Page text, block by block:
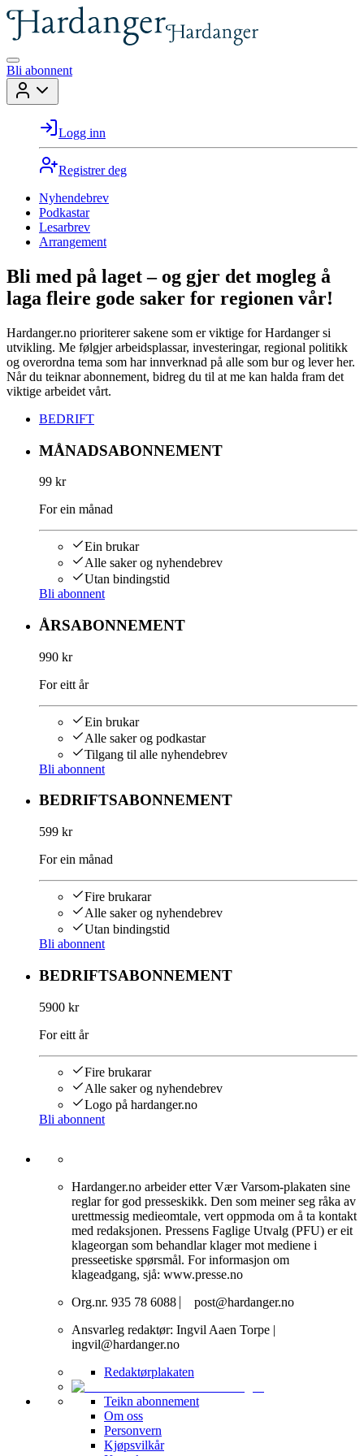
Bli abonnent
Logg inn
Registrer deg
Nyhendebrev
Podkastar
Lesarbrev
Arrangement
Bli med på laget – og gjer det mogleg å
laga fleire gode saker for regionen vår!
Hardanger.no prioriterer sakene som er viktige for Hardanger si
utvikling. Me følgjer arbeidsplassar, investeringar, regional politikk
og overordna tema som har innverknad på alle som bur og lever her.
Når du teiknar abonnement, bidreg du til at me kan halda fram det
viktige arbeidet vårt.
BEDRIFT
MÅNADSABONNEMENT
99 kr
For ein månad
Ein brukar
Alle saker og nyhendebrev
Utan bindingstid
Bli abonnent
ÅRSABONNEMENT
990 kr
For eitt år
Ein brukar
Alle saker og podkastar
Tilgang til alle nyhendebrev
Bli abonnent
BEDRIFTSABONNEMENT
599 kr
For ein månad
Fire brukarar
Alle saker og nyhendebrev
Utan bindingstid
Bli abonnent
BEDRIFTSABONNEMENT
5900 kr
For eitt år
Fire brukarar
Alle saker og nyhendebrev
Logo på hardanger.no
Bli abonnent
Hardanger.no arbeider etter Vær Varsom-plakaten sine
reglar for god presseskikk. Den som meiner seg råka av
urettmessig medieomtale, vert oppmoda om å ta kontakt
med redaksjonen. Pressens Faglige Utvalg (PFU) er eit
klageorgan som behandlar klager mot mediene i
presseetiske spørsmål. For informasjon om
klageadgang, sjå: www.presse.no
Org.nr. 935 78 6088 ⎸ post@hardanger.no
Ansvarleg redaktør: Ingvil Aaen Torpe |
ingvil@hardanger.no
Redaktørplakaten
Teikn abonnement
Om oss
Personvern
Kjøpsvilkår